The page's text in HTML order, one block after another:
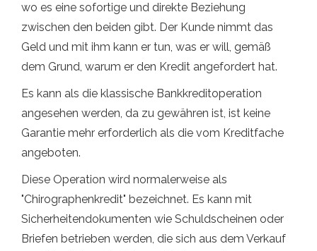
wo es eine sofortige und direkte Beziehung
zwischen den beiden gibt. Der Kunde nimmt das
Geld und mit ihm kann er tun, was er will, gemäß
dem Grund, warum er den Kredit angefordert hat.
Es kann als die klassische Bankkreditoperation
angesehen werden, da zu gewähren ist, ist keine
Garantie mehr erforderlich als die vom Kreditfache
angeboten.
Diese Operation wird normalerweise als
"Chirographenkredit" bezeichnet. Es kann mit
Sicherheitendokumenten wie Schuldscheinen oder
Briefen betrieben werden, die sich aus dem Verkauf